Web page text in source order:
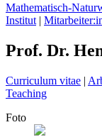
Mathematisch-
Institut |
Prof. Dr.
Curriculum vitae |
Teaching
Foto